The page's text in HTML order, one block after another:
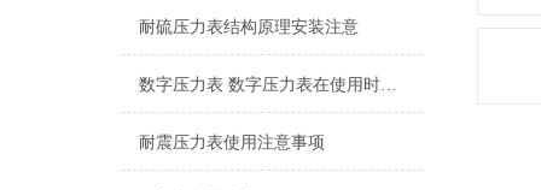
耐硫压力表结构原理安装注意
数字压力表 数字压力表在使用时应注意的地方
耐震压力表使用注意事项